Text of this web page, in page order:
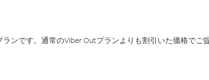
ンです。通常のViber Outプランよりも割引いた価格でご